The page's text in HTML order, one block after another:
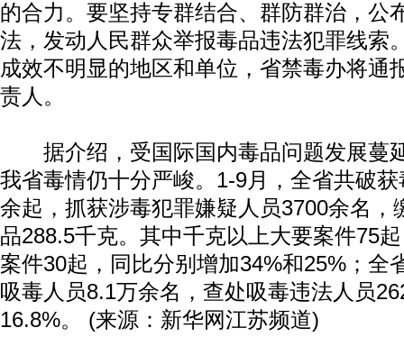
的合力。要坚持专群结合、群防群治，公
法，发动人民群众举报毒品违法犯罪线索
成效不明显的地区和单位，省禁毒办将通
责人。
据介绍，受国际国内毒品问题发展蔓
我省毒情仍十分严峻。1-9月，全省共破
余起，抓获涉毒犯罪嫌疑人员3700余名，
品288.5千克。其中千克以上大要案件75
案件30起，同比分别增加34%和25%；全
吸毒人员8.1万余名，查处吸毒违法人员
16.8%。 (来源：新华网江苏频道)